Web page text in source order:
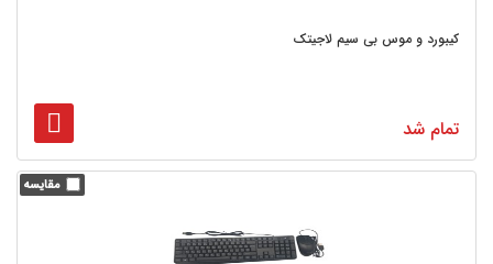
کیبورد و موس بی سیم لاجیتک
تمام شد